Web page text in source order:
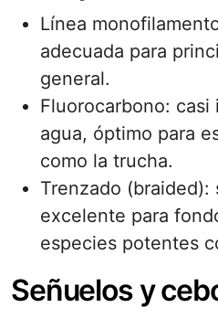
Línea
adecuada para
general.
Fluorocarbono: casi
agua, óptimo para
como la trucha.
Trenzado (braided):
excelente para
especies potentes
Señuelos y